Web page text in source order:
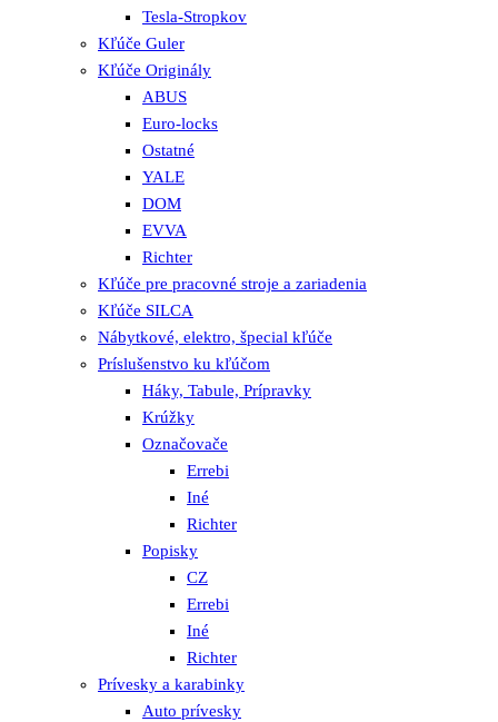
Tesla-Stropkov
Kľúče Guler
Kľúče Originály
ABUS
Euro-locks
Ostatné
YALE
DOM
EVVA
Richter
Kľúče pre pracovné stroje a zariadenia
Kľúče SILCA
Nábytkové, elektro, špecial kľúče
Príslušenstvo ku kľúčom
Háky, Tabule, Prípravky
Krúžky
Označovače
Errebi
Iné
Richter
Popisky
CZ
Errebi
Iné
Richter
Prívesky a karabinky
Auto prívesky